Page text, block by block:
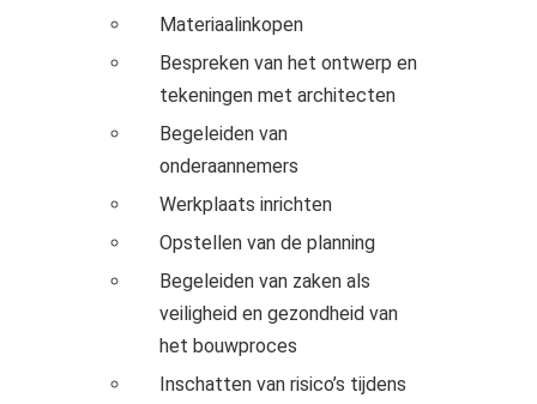
Materiaalinkopen
Bespreken van het ontwerp en
tekeningen met architecten
Begeleiden van
onderaannemers
Werkplaats inrichten
Opstellen van de planning
Begeleiden van zaken als
veiligheid en gezondheid van
het bouwproces
Inschatten van risico’s tijdens